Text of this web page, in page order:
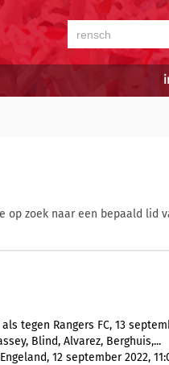
op zoek naar een bepaald lid
tegen Rangers FC, 13
Blind, Alvarez, Berghuis,...
12 september 2022,